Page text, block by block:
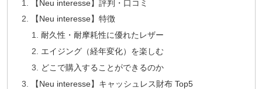
【Neu interesse】評判・口コミ
【Neu interesse】特徴
耐久性・耐摩耗性に優れたレザー
エイジング（経年変化）を楽しむ
どこで購入することができるのか
【Neu interesse】キャッシュレス財布 Top5